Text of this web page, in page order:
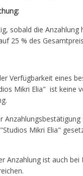
sobald die Anzahlung
25 % des
Verfügbarkeit eines
Mikri Elia" ist keine
Mikri Elia"
Anzahlung ist auch bei